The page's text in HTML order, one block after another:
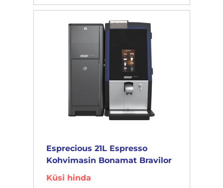
Esprecious 21L Espresso
Kohvimasin Bonamat Bravilor
Küsi hinda